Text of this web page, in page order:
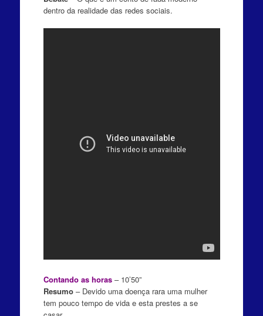
dentro da realidade das redes sociais.
Contando as horas– 10’50”
Resumo– Devido uma doença rara uma mulher
tem pouco tempo de vida e esta prestes a se